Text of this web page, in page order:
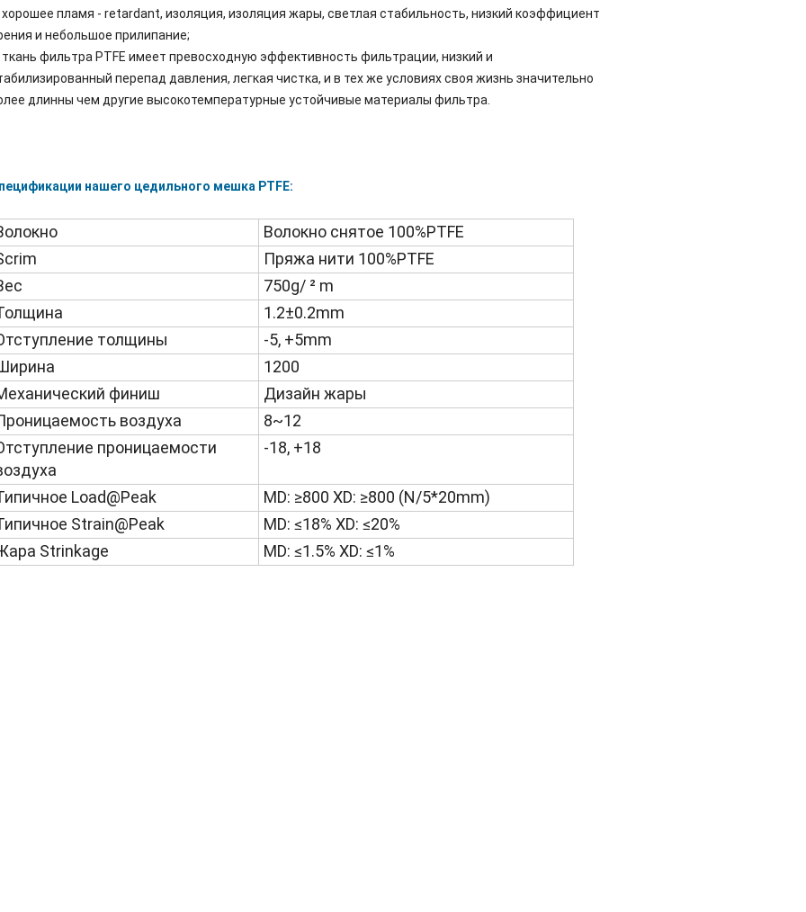
хорошее пламя - retardant, изоляция, изоляция жары, светлая стабильность, низкий коэффициент
и небольшое прилипание;
ткань фильтра PTFE имеет превосходную эффективность фильтрации, низкий и
перепад давления, легкая чистка, и в тех же условиях своя жизнь значительно
длинны чем другие высокотемпературные устойчивые материалы фильтра.
нашего цедильного мешка PTFE:
Волокно снятое 100%PTFE
Пряжа нити 100%PTFE
750g/ ² m
1.2±0.2mm
толщины
-5, +5mm
1200
финиш
Дизайн жары
воздуха
8~12
проницаемости
-18, +18
Load@Peak
MD: ≥800 XD: ≥800 (N/5*20mm)
Strain@Peak
MD: ≤18% XD: ≤20%
Strinkage
MD: ≤1.5% XD: ≤1%